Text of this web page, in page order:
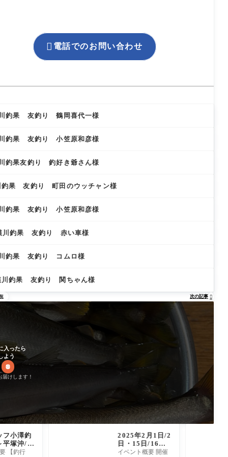
 電話でのお問い合わせ
釣果 友釣り 鶴岡喜代一様
釣果 友釣り 小笠原和彦様
釣果友釣り 釣好き爺さん様
釣果 友釣り 町田のウッチャン様
釣果 友釣り 小笠原和彦様
川釣果 友釣り 赤い車様
川釣果 友釣り コムロ様
川釣果 友釣り 関ちゃん様
次の記事 
入ったら
よう
けします！
フ小澤釣
平塚沖/シ
20cm前
【釣行
2025年2月1日/2
日・15日/16日
（土/日）2025
イベント概要 開催